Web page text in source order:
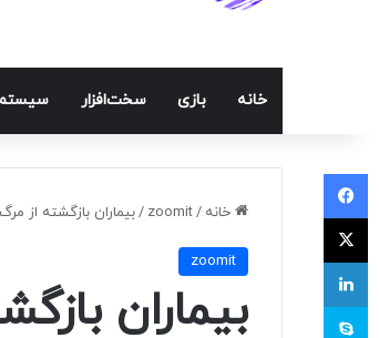
خانه بازی سخت‌افزار
خانه /
zoomit
/بیماران بازگشته از
zoomit
بیماران
فیسبوک